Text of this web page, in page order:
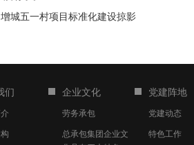
增城五一村项目标准化建设掠影
们 企业文化
劳务承包
总承包集团企业文
党建阵地
党建动态
特色工作